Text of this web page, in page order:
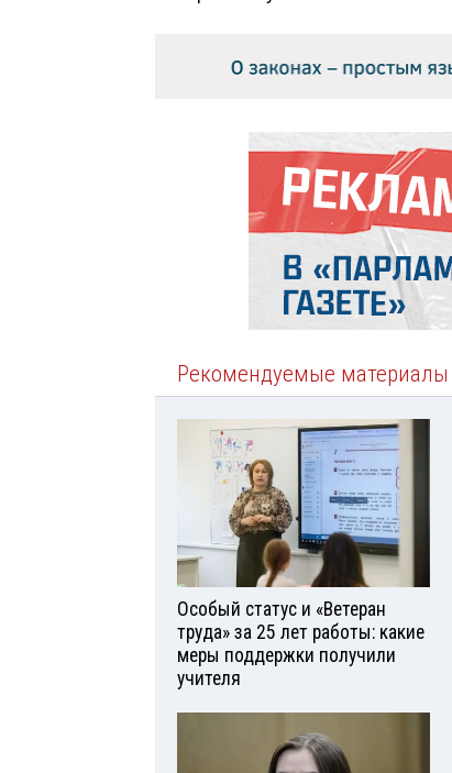
Рекомендуемые материалы
Особый статус и «Ветеран
труда» за 25 лет работы: какие
меры поддержки получили
учителя